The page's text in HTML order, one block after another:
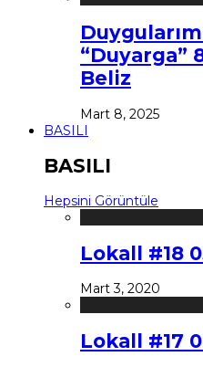
“Duyarga”
Beliz
Mart 8, 2025
BASILI
BASILI
Hepsini Görüntüle
Lokall #18
Mart 3, 2020
Lokall #17